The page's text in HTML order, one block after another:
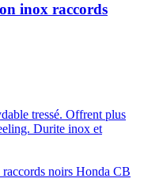
inox raccords
tressé. Offrent plus
Durite inox et